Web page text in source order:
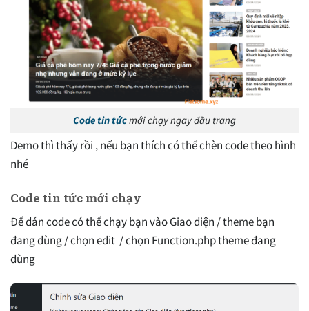
Code tin tứcmới chạy ngay đầu trang
Demo thì thấy rồi , nếu bạn thích có thể chèn code theo hình
nhé
Code tin tức mới chạy
Để dán code có thể chạy bạn vào Giao diện / theme bạn
đang dùng / chọn edit / chọn Function.php theme đang
dùng